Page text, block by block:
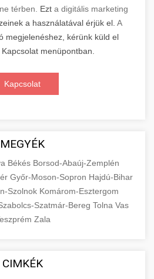
térben. Ezt a digitális marketing
a használatával érjük el. A
megjelenéshez, kérünk küld el
menüpontban.
Kapcsolat
MEGYÉK
Békés Borsod-Abaúj-Zemplén
Győr-Moson-Sopron Hajdú-Bihar
Szolnok Komárom-Esztergom
Szatmár-Bereg Tolna Vas
Zala
CIMKÉK